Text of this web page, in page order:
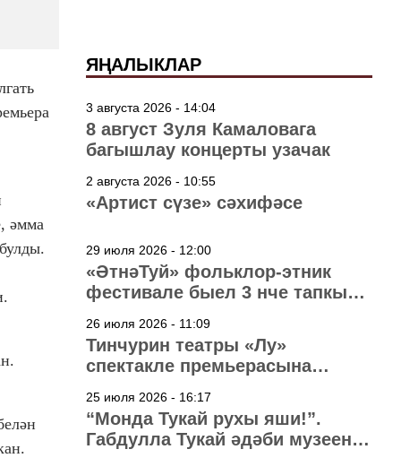
әмма
ЯҢАЛЫКЛАР
3 августа 2026 - 14:04
8 август Зуля Камаловага
багышлау концерты узачак
2 августа 2026 - 10:55
«Артист сүзе» сәхифәсе
29 июля 2026 - 12:00
«ӘтнәТуй» фольклор-этник
фестивале быел 3 нче тапкыр
26 июля 2026 - 11:09
Тинчурин театры «Лу»
спектакле премьерасына
25 июля 2026 - 16:17
“Монда Тукай рухы яши!”.
Габдулла Тукай әдәби музеена